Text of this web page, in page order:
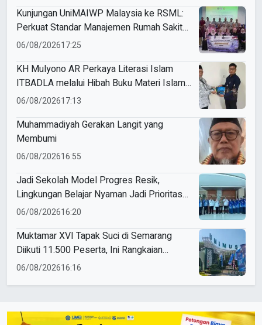
Kunjungan UniMAIWP Malaysia ke RSML:
Perkuat Standar Manajemen Rumah Sakit
Syariah
06/08/202617:25
KH Mulyono AR Perkaya Literasi Islam
ITBADLA melalui Hibah Buku Materi Islam
5 Jilid
06/08/202617:13
Muhammadiyah Gerakan Langit yang
Membumi
06/08/202616:55
Jadi Sekolah Model Progres Resik,
Lingkungan Belajar Nyaman Jadi Prioritas
Smamio Gresik
06/08/202616:20
Muktamar XVI Tapak Suci di Semarang
Diikuti 11.500 Peserta, Ini Rangkaian
Agendanya
06/08/202616:16